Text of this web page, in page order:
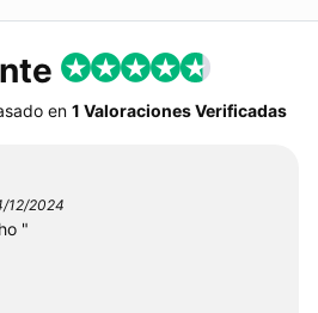
en 1 Valoraciones Verificadas
12/2024
"